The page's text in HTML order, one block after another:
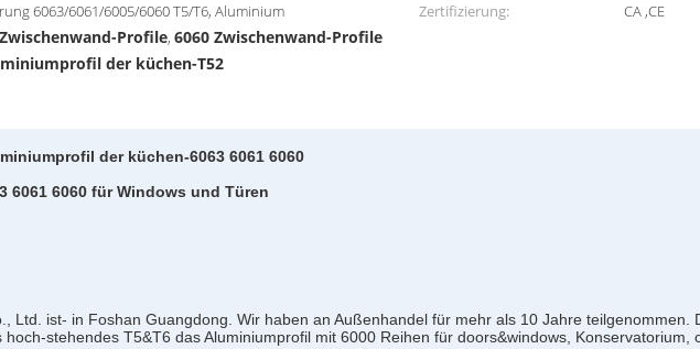
6063/6061/6005/6060 T5/T6, Aluminium Zertifizierung:
CA ,CE
Profile,6060 Zwischenwand-Profile
der küchen-T52
der küchen-6063 6061 6060
6061 6060 für Windows und Türen
Ltd. ist- in Foshan Guangdong. Wir haben an Außenhandel für mehr als 10 Jahre teilgenommen.
stehendes T5&T6 das Aluminiumprofil mit 6000 Reihen für doors&windows,